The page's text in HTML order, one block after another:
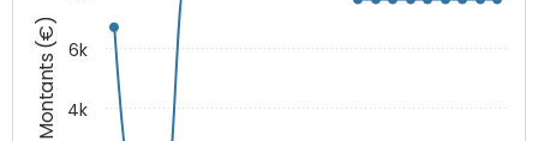
Montants (€) 4k
6k